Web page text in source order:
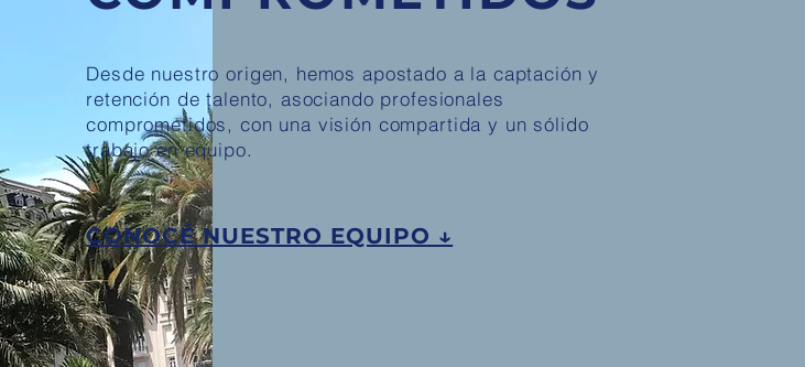
Desde nuestro origen, hemos apostado a la captación y
retención de talento, asociando profesionales
comprometidos, con una visión compartida y un sólido
trabajo en equipo.
CONOCÉ NUESTRO EQUIPO ↓